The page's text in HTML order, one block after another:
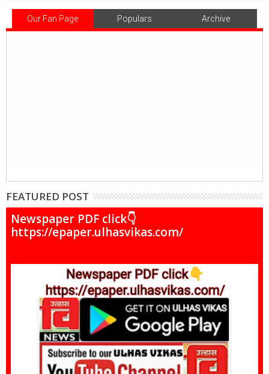
Our Fan Page Populars Archive
FEATURED POST
Newspaper PDF click👇
https://epaper.ulhasvikas.com/